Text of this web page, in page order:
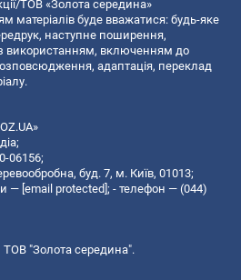
ТОВ «Золота середина»
матеріалів буде вважатися: будь-яке
наступне поширення,
використанням, включенням до
адаптація, переклад
06156;
буд. 7, м. Київ, 01013;
— [email protected]; - телефон — (044)
ТОВ "Золота середина".